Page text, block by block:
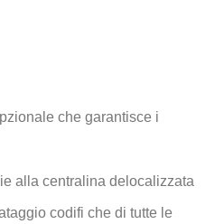
che garantisce i
alla centralina delocalizzata
codifi che di tutte le